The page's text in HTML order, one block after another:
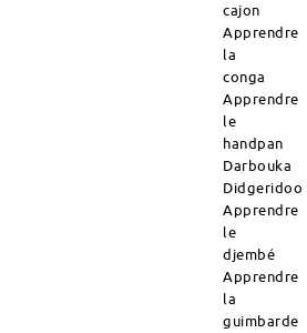
cajon
Apprendre
la
conga
Apprendre
le
handpan
Darbouka
Didgeridoo
Apprendre
le
djembé
Apprendre
la
guimbarde